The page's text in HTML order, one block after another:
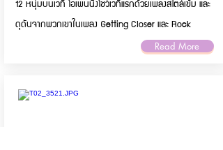
ดุดันจากพวกเขาในเพลง Getting Closer และ Rock
Read More